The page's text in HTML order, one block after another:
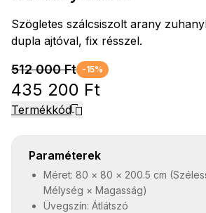
Szögletes szálcsiszolt arany
dupla ajtóval, fix résszel.
512 000 Ft -15%
435 200 Ft
Termékkód
Paraméterek
Méret: 80 × 80 × 200.5 cm
Mélység × Magasság)
Üvegszín: Átlátszó